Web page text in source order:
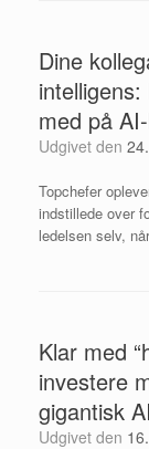
Dine
med på
Udgivet den
Topchefer
indstillede over
ledelsen selv,
Klar med
investere
gigantisk
Udgivet den